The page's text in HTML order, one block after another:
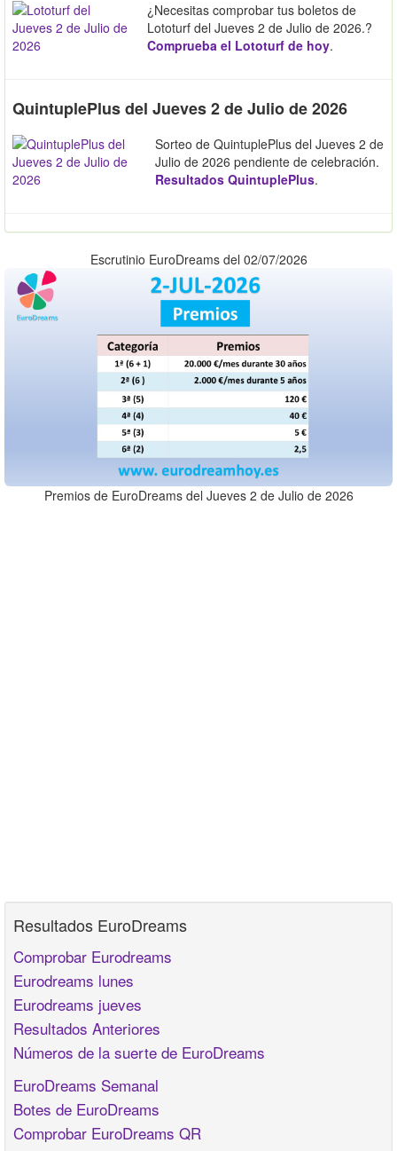
¿Necesitas comprobar tus boletos de
Lototurf del Jueves 2 de Julio de 2026.?
Comprueba el Lototurf de hoy.
QuintuplePlus del Jueves 2 de Julio de 2026
Sorteo de QuintuplePlus del Jueves 2 de
Julio de 2026 pendiente de celebración.
Resultados QuintuplePlus.
Escrutinio EuroDreams del 02/07/2026
Premios de EuroDreams del Jueves 2 de Julio de 2026
Resultados EuroDreams
Comprobar Eurodreams
Eurodreams lunes
Eurodreams jueves
Resultados Anteriores
Números de la suerte de EuroDreams
EuroDreams Semanal
Botes de EuroDreams
Comprobar EuroDreams QR